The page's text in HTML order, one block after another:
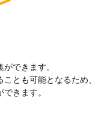
できます。
とも可能となるため、
きます。